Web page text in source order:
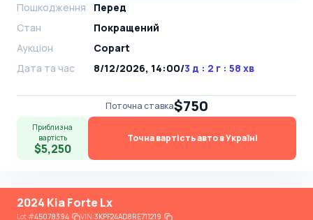
Пошкодження
Перед
Стан
Покращений
Аукціон
Copart
Дата та час
8/12/2026, 14:00/3 д : 2 г : 58 хв
Поточна ставка$750
Приблизна
вартість
$5,250
Точна вартість авто в Україні
2024 Kia Forte Lx
Lot#45078394 VIN:3KPF24AD8RE711219